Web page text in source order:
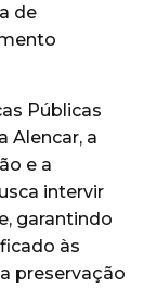
de
Públicas
Alencar, a
e a
intervir
garantindo
às
preservação